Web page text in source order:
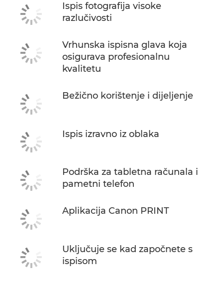
Ispis fotografija visoke
razlučivosti
Vrhunska ispisna glava koja
osigurava profesionalnu
kvalitetu
Bežično korištenje i dijeljenje
Ispis izravno iz oblaka
Podrška za tabletna računala i
pametni telefon
Aplikacija Canon PRINT
Uključuje se kad započnete s
ispisom